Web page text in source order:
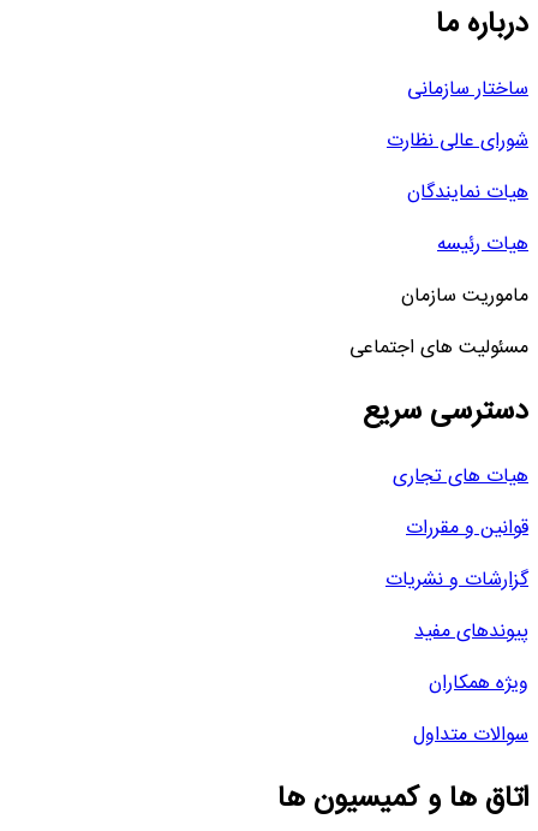
درباره ما
ساختار سازمانی
شورای عالی نظارت
هیات نمایندگان
هیات رئیسه
ماموریت سازمان
مسئولیت های اجتماعی
دسترسی سریع
هیات های تجاری
قوانین و مقررات
گزارشات و نشریات
پیوندهای مفید
ویژه همکاران
سوالات متداول
اتاق ها و کمیسیون ها